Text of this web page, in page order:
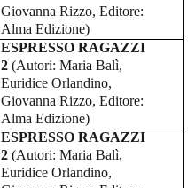
Giovanna Rizzo, Editore:
Alma Edizione)
ESPRESSO RAGAZZI
2(Autori: Maria Balì,
Euridice Orlandino,
Giovanna Rizzo, Editore:
Alma Edizione)
ESPRESSO RAGAZZI
2(Autori: Maria Balì,
Euridice Orlandino,